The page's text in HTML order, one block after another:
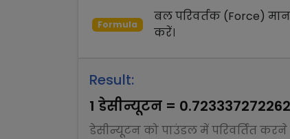
Formula
बल परिवर्तक (Force)
करें।
Result:
1 डेसीन्यूटन = 0.723337272262
डेसीन्यूटनकोपाउंडलमें परिवर्तित